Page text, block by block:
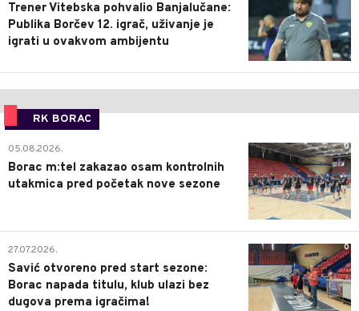
Trener Vitebska pohvalio Banjalučane:
Publika Borčev 12. igrač, uživanje je
igrati u ovakvom ambijentu
RK BORAC
0
05.08.2026.
Borac m:tel zakazao osam kontrolnih
utakmica pred početak nove sezone
0
27.07.2026.
Savić otvoreno pred start sezone:
Borac napada titulu, klub ulazi bez
dugova prema igračima!